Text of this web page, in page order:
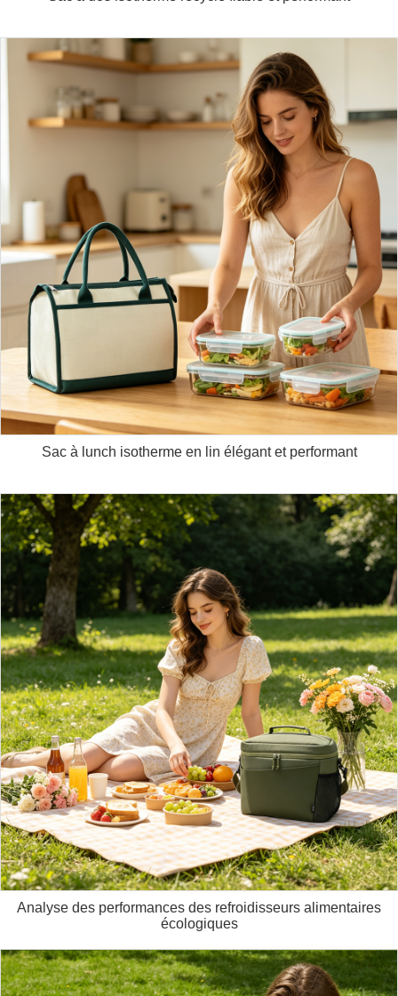
Sac à lunch isotherme en lin élégant et performant
Analyse des performances des refroidisseurs alimentaires
écologiques